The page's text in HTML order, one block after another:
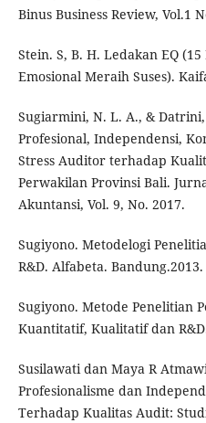
Binus Business Review, Vol.1
Stein. S, B. H. Ledakan EQ
Emosional Meraih Suses).
Sugiarmini, N. L. A., &
Profesional, Independensi,
Stress Auditor terhadap
Perwakilan Provinsi Bali.
Akuntansi, Vol. 9, No. 2017.
Sugiyono. Metodelogi
R&D. Alfabeta. Bandung.2013.
Sugiyono. Metode Penelitian
Kuantitatif, Kualitatif dan
Susilawati dan Maya R
Profesionalisme dan
Terhadap Kualitas Audit: